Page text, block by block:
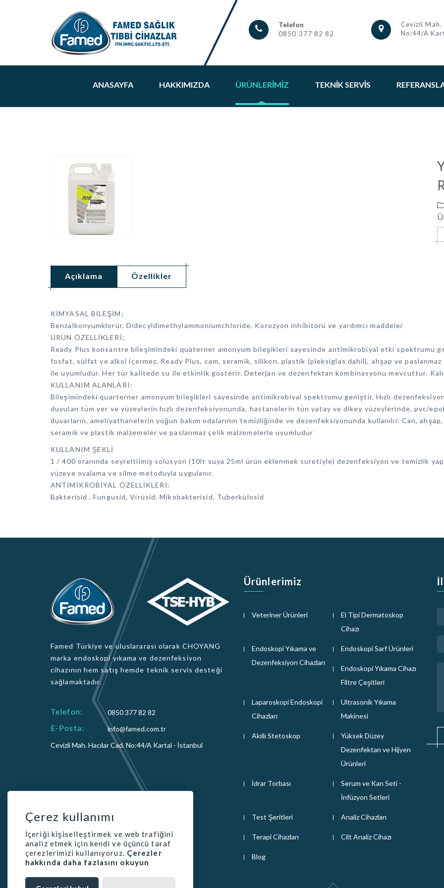
Telefon
0850 377 82 82
Cevizli Mah.
No:44/A
ANASAYFA HAKKIMIZDA ÜRÜNLERIMIZ TEKNIK SERVIS
Açıklama Özellikler
KİMYASAL BİLEŞİM;
Benzalkonyumklorür, Didecyldimethylammoniumchloride, Korozyon inhibitörü ve yardımcı maddeler
ÜRÜN ÖZELLİKLERİ;
Ready Plus konsantre bileşimindeki quaterner amonyum bileşikleri sayesinde antimikrobiyal etki spektrumu
fosfat, sülfat ve alkol içermez. Ready Plus, cam, seramik, silikon, plastik (pleksiglas dahil), ahşap ve paslanmaz
ile uyumludur. Her tür kalitede su ile etkinlik gösterir. Deterjan ve dezenfektan kombinasyonu mevcuttur.
KULLANIM ALANLARI:
Bileşimindeki quarterner amonyum bileşikleri sayesinde antimikrobiyal spektrumu geniştir. Hızlı
duyulan tüm yer ve yüzeylerin hızlı dezenfeksiyonunda, hastanelerin tün yatay ve dikey yüzeylerinde, pvc/
duvarların, ameliyathanelerin yoğun bakım odalarının temizliğinde ve dezenfeksiyonunda kullanılır. Can,
seramik ve plastik malzemeler ve paslanmaz çelik malzemelerle uyumludur
KULLANIM ŞEKLİ
1 / 400 oranında seyreltilmiş solüsyon (10lt suya 25ml ürün eklenmek suretiyle) dezenfeksiyon ve temizlik
yüzeye ovalama ve silme metoduyla uygulanır.
ANTİMİKROBİYAL ÖZELLİKLERİ:
Bakterisid , Fungusid, Virüsid, Mikobakterisid, Tuberkülosid
Famed Türkiye ve uluslararası olarak CHOYANG
marka endoskopi yıkama ve dezenfeksiyon
cihazının hem satış hemde teknik servis desteği
sağlamaktadır.
Telefon: 0850 377 82 82
E-Posta:
info@famed.com.tr
Cevizli Mah. Hacılar Cad. No:44/A Kartal - İstanbul
Ürünlerimiz
Veteriner Ürünleri
El Tipi Dermatoskop
Cihazı
Endoskopi Yıkama ve
Dezenfeksiyon Cihazları
Endoskopi Sarf Ürünleri
Endoskopi Yıkama Cihazı
Filtre Çeşitleri
Laparoskopi Endoskopi
Cihazları
Ultrasonik Yıkama
Makinesi
Akıllı Stetoskop
Yüksek Düzey
Dezenfektan ve Hijyen
Ürünleri
İdrar Torbası
Serum ve Kan Seti -
İnfüzyon Setleri
Test Şeritleri Analiz Cihazları
Terapi Cihazları Cilt Analiz Cihazı
Blog
Çerez kullanımı
İçeriği kişiselleştirmek ve web trafiğini
analiz etmek için kendi ve üçüncü taraf
çerezlerimizi kullanıyoruz. Çerezler
hakkında daha fazlasını okuyun